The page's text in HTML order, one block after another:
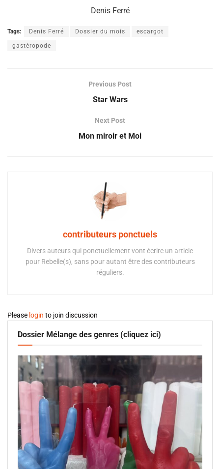
Denis Ferré
Tags: Denis Ferré Dossier du mois escargot
gastéropode
Previous Post
Star Wars
Next Post
Mon miroir et Moi
contributeurs ponctuels
Divers auteurs qui ponctuellement vont écrire un article
pour Rebelle(s), sans pour autant être des contributeurs
réguliers.
Please login to join discussion
Dossier Mélange des genres (cliquez ici)